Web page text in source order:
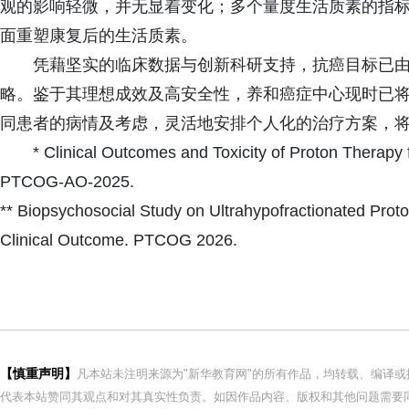
观的影响轻微，并无显着变化；多个量度生活质素的指
面重塑康复后的生活质素。
凭藉坚实的临床数据与创新科研支持，抗癌目标已
略。鉴于其理想成效及高安全性，养和癌症中心现时已
同患者的病情及考虑，灵活地安排个人化的治疗方案，
* Clinical Outcomes and Toxicity of Proton
PTCOG-AO-2025.
** Biopsychosocial Study on Ultrahypofractionated
Clinical Outcome. PTCOG 2026.
【慎重声明】
凡本站未注明来源为"新华教育网"的所有作品，均转载、编译
代表本站赞同其观点和对其真实性负责。如因作品内容、版权和其他问题需